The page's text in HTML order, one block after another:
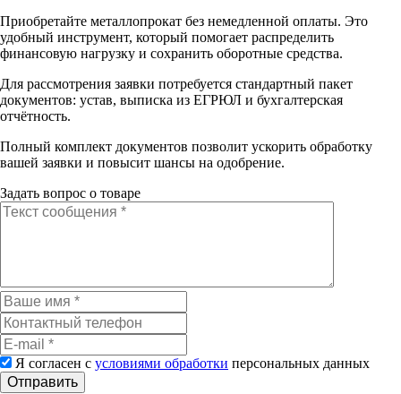
Приобретайте металлопрокат без немедленной оплаты. Это
удобный инструмент, который помогает распределить
финансовую нагрузку и сохранить оборотные средства.
Для рассмотрения заявки потребуется стандартный пакет
документов: устав, выписка из ЕГРЮЛ и бухгалтерская
отчётность.
Полный комплект документов позволит ускорить обработку
вашей заявки и повысит шансы на одобрение.
Задать вопрос о товаре
Я согласен с условиями обработки персональных данных
Отправить